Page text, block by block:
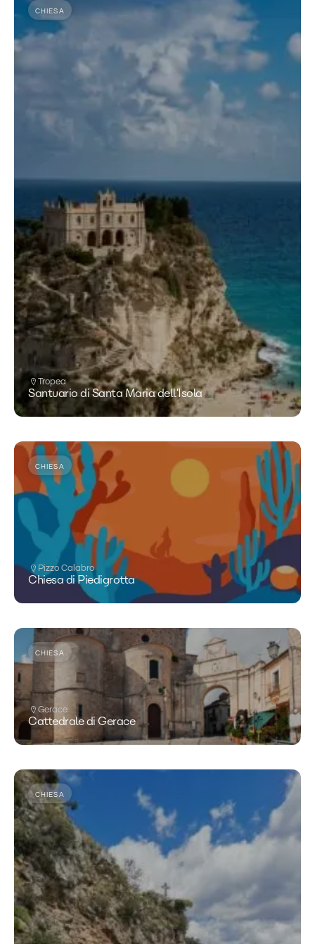
Tropea
Santuario di Santa Maria dell'Isola
CHIESA
Pizzo Calabro
Chiesa di Piedigrotta
CHIESA
Gerace
Cattedrale di Gerace
CHIESA
CHIESA